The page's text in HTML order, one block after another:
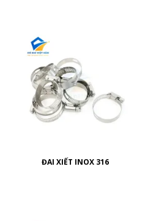
ĐAI XIẾT INOX 316